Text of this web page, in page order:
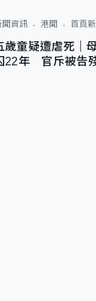
聞資訊 港聞 首頁
歲童疑遭虐死｜
22年 官斥被告